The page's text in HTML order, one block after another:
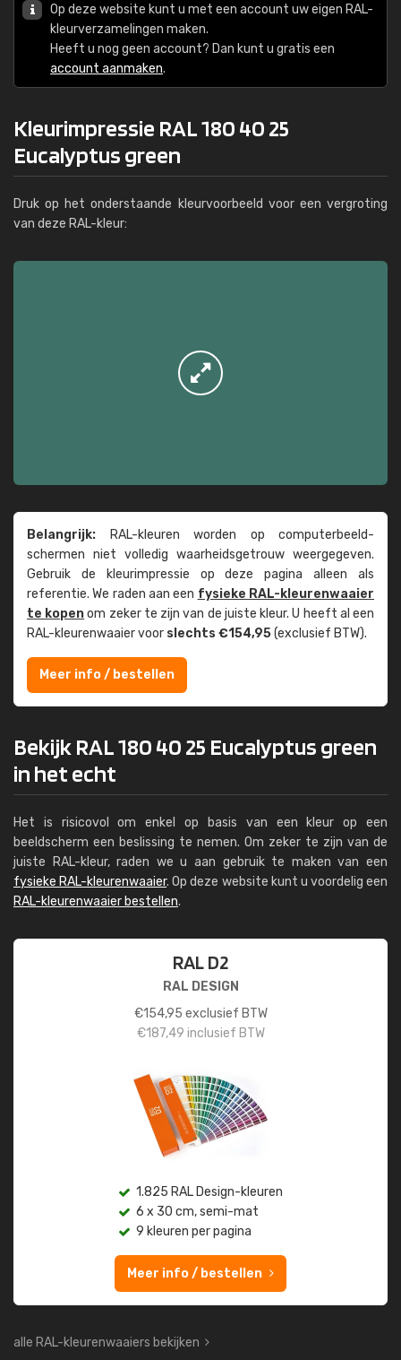
Op deze website kunt u met een account uw eigen RAL-
kleurverzamelingen maken.
Heeft u nog geen account? Dan kunt u gratis een
account aanmaken.
Kleurimpressie RAL 180 40 25
Eucalyptus green
Druk op het onderstaande kleurvoorbeeld voor een vergroting
van deze RAL-kleur:
Belangrijk: RAL-kleuren worden op computer­beeld­
schermen niet volledig waarheids­­getrouw weer­gegeven.
Gebruik de kleur­impressie op deze pagina alleen als
referentie. We raden aan een fysieke RAL-kleuren­waaier
te kopenom zeker te zijn van de juiste kleur. U heeft al een
RAL-kleuren­waaier voor slechts €154,95(exclusief BTW).
Meer info / bestellen
Bekijk RAL 180 40 25 Eucalyptus green
in het echt
Het is risicovol om enkel op basis van een kleur op een
beeldscherm een beslissing te nemen. Om zeker te zijn van de
juiste RAL-kleur, raden we u aan gebruik te maken van een
fysieke RAL-kleurenwaaier. Op deze website kunt u voordelig een
RAL-kleurenwaaier bestellen.
RAL D2
RAL DESIGN
€154,95 exclusief BTW
€187,49 inclusief BTW
1.825 RAL Design-kleuren
6 x 30 cm, semi-mat
9 kleuren per pagina
Meer info / bestellen
alle RAL-kleurenwaaiers bekijken